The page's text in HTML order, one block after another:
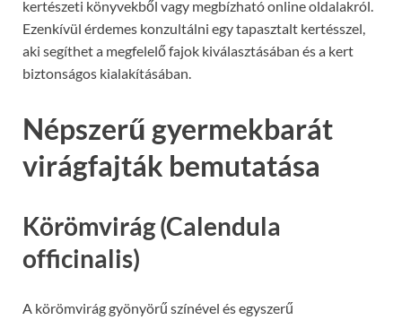
kertészeti könyvekből vagy megbízható online oldalakról.
Ezenkívül érdemes konzultálni egy tapasztalt kertésszel,
aki segíthet a megfelelő fajok kiválasztásában és a kert
biztonságos kialakításában.
Népszerű gyermekbarát
virágfajták bemutatása
Körömvirág (Calendula
officinalis)
A körömvirág gyönyörű színével és egyszerű